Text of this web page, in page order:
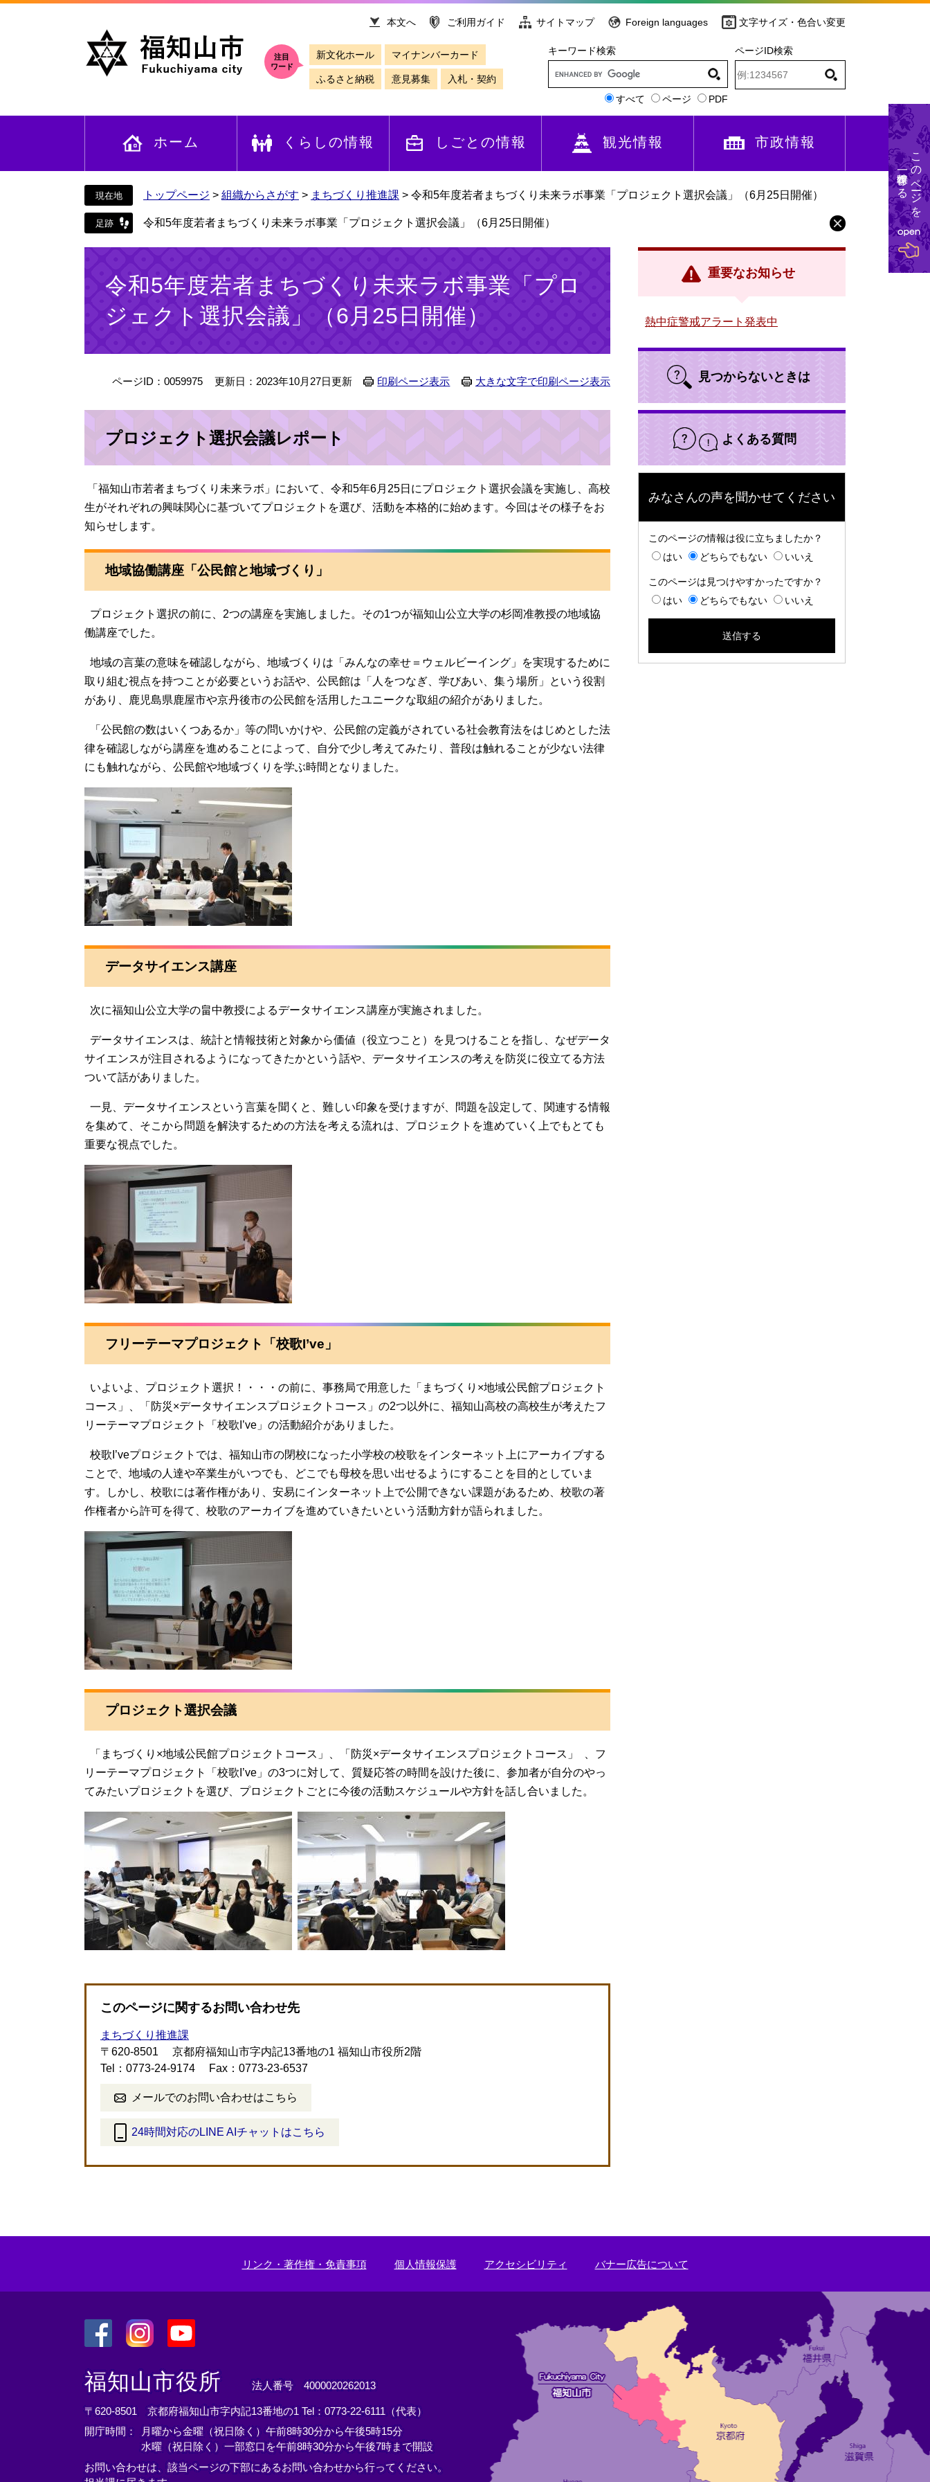
文
本文へ ご利用ガイド サイトマップ Foreign languages 文字サイズ・色合い変更
注目
ワード
新文化ホール マイナンバーカード
ふるさと納税 意見募集 入札・契約
キーワード検索
すべて ページ PDF
ページID検索
ホーム くらしの情報 しごとの情報 観光情報 市政情報
トップページ > 組織からさがす > まちづくり推進課 > 令和5年度若者まちづくり未来ラボ事業「プロジェクト選択会議」（6月25日開催）
令和5年度若者まちづくり未来ラボ事業「プロジェクト選択会議」（6月25日開催）
令和5年度若者まちづくり未来ラボ事業「プロ
ジェクト選択会議」（6月25日開催）
ページID：0059975 更新日：2023年10月27日更新 印刷ページ表示 大きな文字で印刷ページ表示
プロジェクト選択会議レポート
「福知山市若者まちづくり未来ラボ」において、令和5年6月25日にプロジェクト選択会議を実施し、高校
生がそれぞれの興味関心に基づいてプロジェクトを選び、活動を本格的に始めます。今回はその様子をお
知らせします。
地域協働講座「公民館と地域づくり」
プロジェクト選択の前に、2つの講座を実施しました。その1つが福知山公立大学の杉岡准教授の地域協
働講座でした。
地域の言葉の意味を確認しながら、地域づくりは「みんなの幸せ＝ウェルビーイング」を実現するために
取り組む視点を持つことが必要というお話や、公民館は「人をつなぎ、学びあい、集う場所」という役割
があり、鹿児島県鹿屋市や京丹後市の公民館を活用したユニークな取組の紹介がありました。
「公民館の数はいくつあるか」等の問いかけや、公民館の定義がされている社会教育法をはじめとした法
律を確認しながら講座を進めることによって、自分で少し考えてみたり、普段は触れることが少ない法律
にも触れながら、公民館や地域づくりを学ぶ時間となりました。
データサイエンス講座
次に福知山公立大学の畠中教授によるデータサイエンス講座が実施されました。
データサイエンスは、統計と情報技術と対象から価値（役立つこと）を見つけることを指し、なぜデータ
サイエンスが注目されるようになってきたかという話や、データサイエンスの考えを防災に役立てる方法
ついて話がありました。
一見、データサイエンスという言葉を聞くと、難しい印象を受けますが、問題を設定して、関連する情報
を集めて、そこから問題を解決するための方法を考える流れは、プロジェクトを進めていく上でもとても
重要な視点でした。
フリーテーマプロジェクト「校歌I’ve」
いよいよ、プロジェクト選択！・・・の前に、事務局で用意した「まちづくり×地域公民館プロジェクト
コース」、「防災×データサイエンスプロジェクトコース」の2つ以外に、福知山高校の高校生が考えたフ
リーテーマプロジェクト「校歌I’ve」の活動紹介がありました。
校歌I’veプロジェクトでは、福知山市の閉校になった小学校の校歌をインターネット上にアーカイブする
ことで、地域の人達や卒業生がいつでも、どこでも母校を思い出せるようにすることを目的としていま
す。しかし、校歌には著作権があり、安易にインターネット上で公開できない課題があるため、校歌の著
作権者から許可を得て、校歌のアーカイブを進めていきたいという活動方針が語られました。
プロジェクト選択会議
「まちづくり×地域公民館プロジェクトコース」、「防災×データサイエンスプロジェクトコース」 、フ
リーテーマプロジェクト「校歌I’ve」の3つに対して、質疑応答の時間を設けた後に、参加者が自分のやっ
てみたいプロジェクトを選び、プロジェクトごとに今後の活動スケジュールや方針を話し合いました。
このページに関するお問い合わせ先
まちづくり推進課
〒620-8501
京都府福知山市字内記13番地の1 福知山市役所2階
Tel：0773-24-9174
Fax：0773-23-6537
メールでのお問い合わせはこちら
24時間対応のLINE AIチャットはこちら
外
ク
重要なお知らせ
熱中症警戒アラート発表中
見つからないときは
よくある質問
みなさんの声を聞かせてください
このページの情報は役に立ちましたか？
はい
どちらでもない いいえ
このページは見つけやすかったですか？
はい
どちらでもない いいえ
リンク・著作権・免責事項 個人情報保護 アクセシビリティ バナー広告について
外
部
リ
ン
ク
外
部
リ
ン
ク
外
部
リ
ン
ク
＞
福知山市役所 法人番号 4000020262013
〒620-8501 京都府福知山市字内記13番地の1 Tel：0773-22-6111（代表）
開庁時間： 月曜から金曜（祝日除く）午前8時30分から午後5時15分
水曜（祝日除く）一部窓口を午前8時30分から午後7時まで開設
お問い合わせは、該当ページの下部にあるお問い合わせから行ってください。
このページを
一時保存する